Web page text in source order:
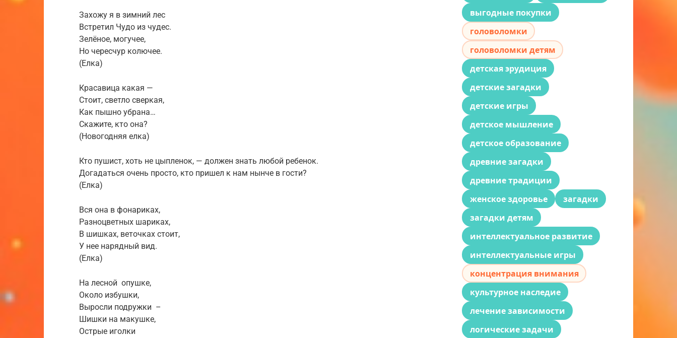
Захожу я в зимний лес
Встретил Чудо из чудес.
Зелёное, могучее,
Но чересчур колючее.
(Елка)
Красавица какая —
Стоит, светло сверкая,
Как пышно убрана…
Скажите, кто она?
(Новогодняя елка)
Кто пушист, хоть не цыпленок, — должен знать любой ребенок.
Догадаться очень просто, кто пришел к нам нынче в гости?
(Елка)
Вся она в фонариках,
Разноцветных шариках,
В шишках, веточках стоит,
У нее нарядный вид.
(Елка)
На лесной опушке,
Около избушки,
Выросли подружки –
Шишки на макушке,
Острые иголки
выгодные покупки
головоломки
головоломки детям
детская эрудиция
детские загадки
детские игры
детское мышление
детское образование
древние загадки
древние традиции
женское здоровье
загадки
загадки детям
интеллектуальное развитие
интеллектуальные игры
концентрация внимания
культурное наследие
лечение зависимости
логические задачи